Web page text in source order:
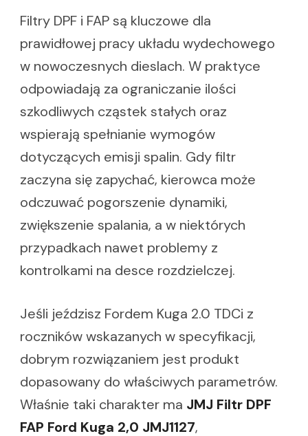
Filtry DPF i FAP są kluczowe dla
prawidłowej pracy układu wydechowego
w nowoczesnych dieslach. W praktyce
odpowiadają za ograniczanie ilości
szkodliwych cząstek stałych oraz
wspierają spełnianie wymogów
dotyczących emisji spalin. Gdy filtr
zaczyna się zapychać, kierowca może
odczuwać pogorszenie dynamiki,
zwiększenie spalania, a w niektórych
przypadkach nawet problemy z
kontrolkami na desce rozdzielczej.
Jeśli jeździsz Fordem Kuga 2.0 TDCi z
roczników wskazanych w specyfikacji,
dobrym rozwiązaniem jest produkt
dopasowany do właściwych parametrów.
Właśnie taki charakter ma JMJ Filtr DPF
FAP Ford Kuga 2,0 JMJ1127,